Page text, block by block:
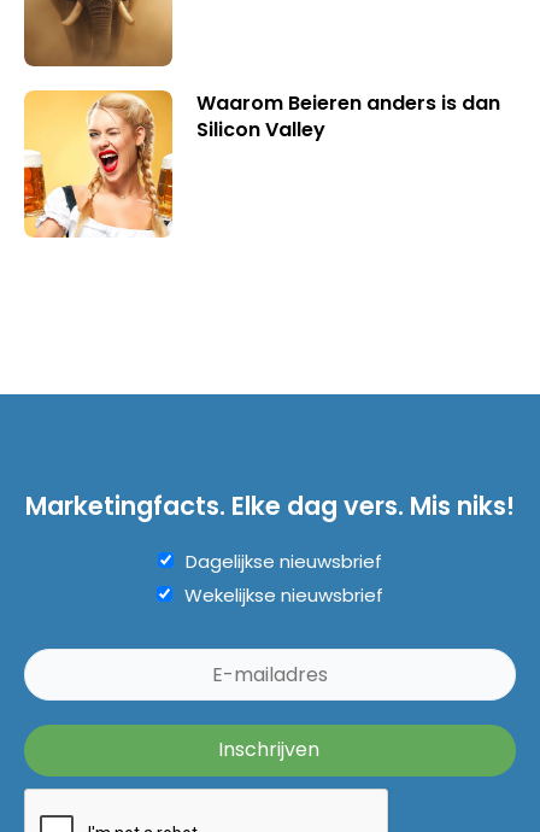
Waarom Beieren anders is dan
Silicon Valley
Marketingfacts. Elke dag vers. Mis niks!
Dagelijkse nieuwsbrief
Wekelijkse nieuwsbrief